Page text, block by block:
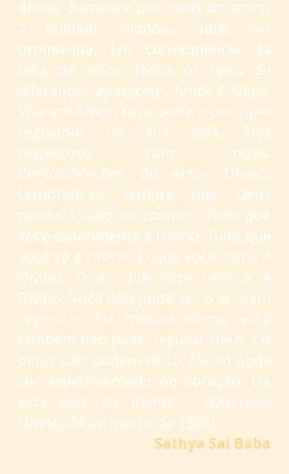
divino. Somente por meio do amor,
a unidade mundial pode ser
promovida. Em consequência da
falta de amor, todos os tipos de
diferenças aparecem. Amor é Deus.
Viva em Amor. Faça deste o princípio
regulador da sua vida. Seja
respeitoso com todos.
Personificações do Amor Divino!
Lembrem-se sempre que Deus
permeia tudo no cosmos. Tudo que
você experimenta é Divino. Tudo que
você vê é Divino. O que você come é
Divino. O ar que você respira é
Divino. Você não pode ver o ar, nem
segurá-lo. Da mesma forma, você
também não pode segurar Deus. Os
olhos não podem vê-Lo. Ele só pode
ser experimentado no coração. Ele
está além da mente.” (Discurso
Divino, 24 de março de 1989)
Sathya Sai Baba